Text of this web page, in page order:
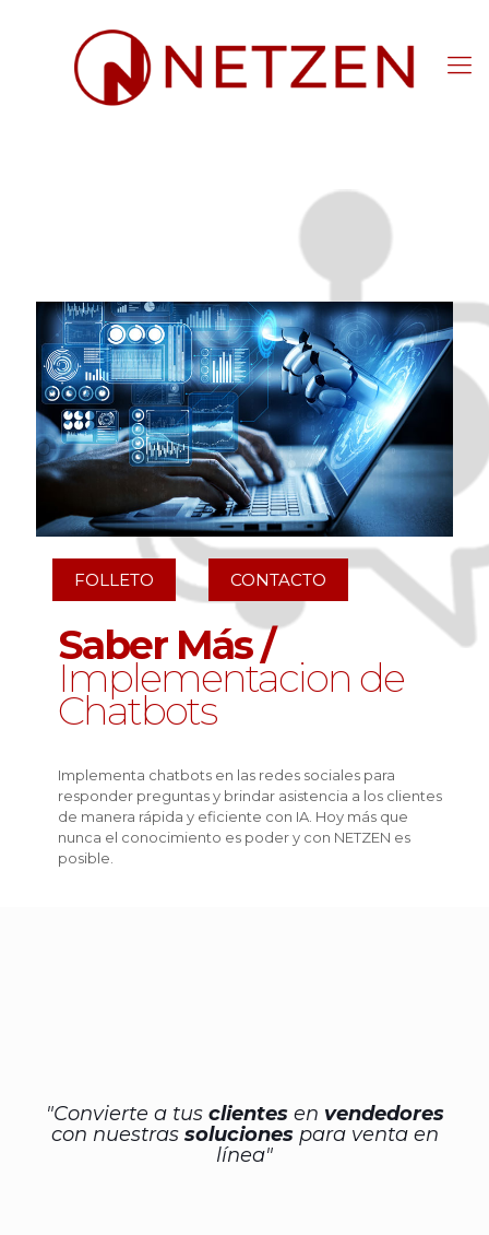
FOLLETO CONTACTO
Saber Más /
Implementacion de
Chatbots
Implementa chatbots en las redes sociales para
responder preguntas y brindar asistencia a los clientes
de manera rápida y eficiente con IA. Hoy más que
nunca el conocimiento es poder y con NETZEN es
posible.
"Convierte a tus clientesen vendedores
con nuestras solucionespara venta en
línea"